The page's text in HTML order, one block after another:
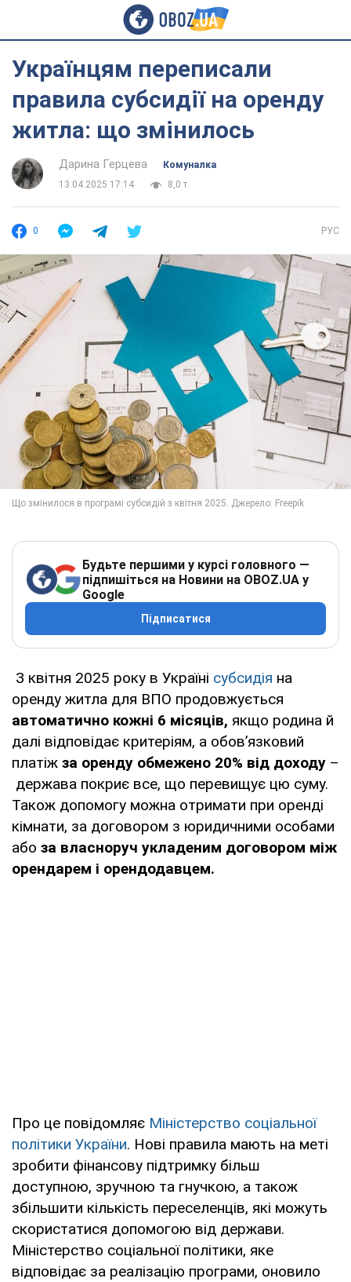
Українцям переписали
правила субсидії на оренду
житла: що змінилось
Дарина Герцева
Комуналка
13.04.2025 17:14
8,0 т.
0 РУС
Будьте першими у курсі головного —
підпишіться на Новини на OBOZ.UA у
Google
Підписатися
З квітня 2025 року в Україні субсидія на
оренду житла для ВПО продовжується
автоматично кожні 6 місяців, якщо родина й
далі відповідає критеріям, а обов’язковий
платіж за оренду обмежено 20% від доходу –
держава покриє все, що перевищує цю суму.
Також допомогу можна отримати при оренді
кімнати, за договором з юридичними особами
або за власноруч укладеним договором між
орендарем і орендодавцем.
Про це повідомляє Міністерство соціальної
політики України. Нові правила мають на меті
зробити фінансову підтримку більш
доступною, зручною та гнучкою, а також
збільшити кількість переселенців, які можуть
скористатися допомогою від держави.
Міністерство соціальної політики, яке
відповідає за реалізацію програми, оновило